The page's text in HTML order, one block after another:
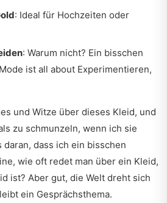
: Ideal für Hochzeiten oder
: Warum nicht? Ein bisschen
ist all about Experimentieren,
und Witze über dieses Kleid, und
zu schmunzeln, wenn ich sie
dass ich ein bisschen
wie oft redet man über ein Kleid,
ist? Aber gut, die Welt dreht sich
ein Gesprächsthema.